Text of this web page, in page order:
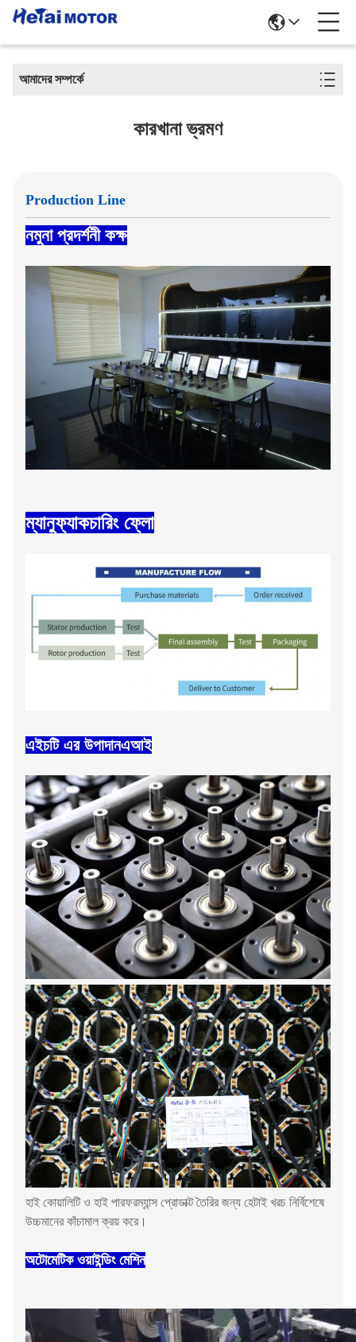
আমাদের সম্পর্কে
কারখানা ভ্রমণ
Production Line
নমুনা প্রদর্শনী কক্ষ
ম্যানুফ্যাকচারিং ফ্লো
এইচটি এর উপাদানএআই
হাই কোয়ালিটি ও হাই পারফরম্যান্স প্রোডাক্ট তৈরির জন্য হেটাই খরচ নির্বিশেষে
উচ্চমানের কাঁচামাল ক্রয় করে।
অটোমেটিক ওয়াইন্ডিং মেশিন